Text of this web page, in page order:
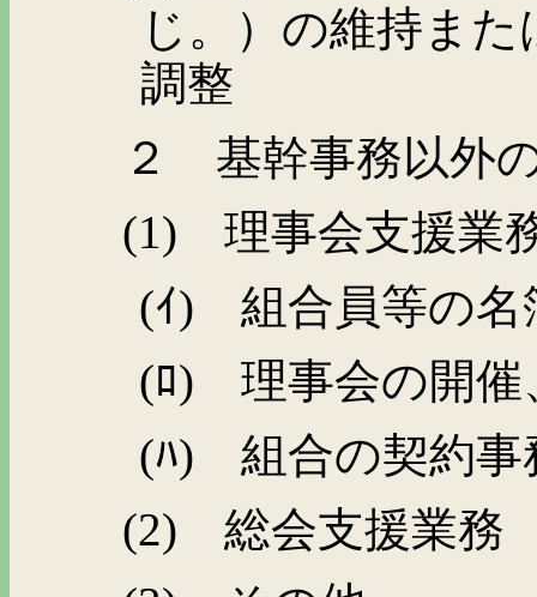
じ。）の維持ま
調整
２ 基幹事務以外
(1) 理事会支援業
(ｲ) 組合員等の名
(ﾛ) 理事会の開催
(ﾊ) 組合の契約事
(2) 総会支援業務